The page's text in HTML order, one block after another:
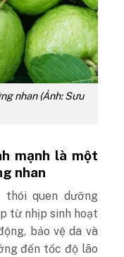
nhan (Ảnh: Sưu
mạnh là một
nhan
thói quen dưỡng
từ nhịp sinh hoạt
bảo vệ da và
đến tốc độ lão